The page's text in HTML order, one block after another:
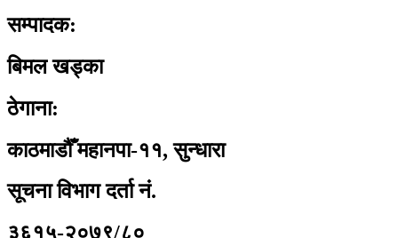
सम्पादक:
बिमल खड्का
ठेगाना:
काठमाडौँ महानपा-११, सुन्धारा
सूचना विभाग दर्ता नं.
३६१५-२०७९/८०